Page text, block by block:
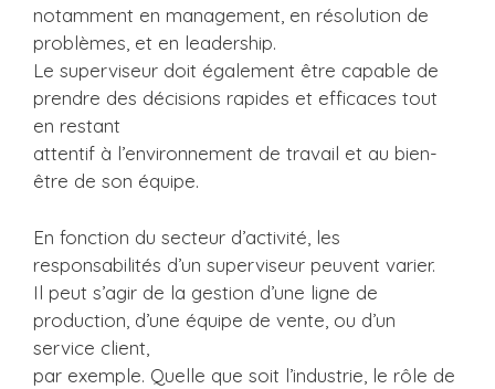
notamment en management, en résolution de
problèmes, et en leadership.
Le superviseur doit également être capable de
prendre des décisions rapides et efficaces tout
en restant
attentif à l’environnement de travail et au bien-
être de son équipe.
En fonction du secteur d’activité, les
responsabilités d’un superviseur peuvent varier.
Il peut s’agir de la gestion d’une ligne de
production, d’une équipe de vente, ou d’un
service client,
par exemple. Quelle que soit l’industrie, le rôle de